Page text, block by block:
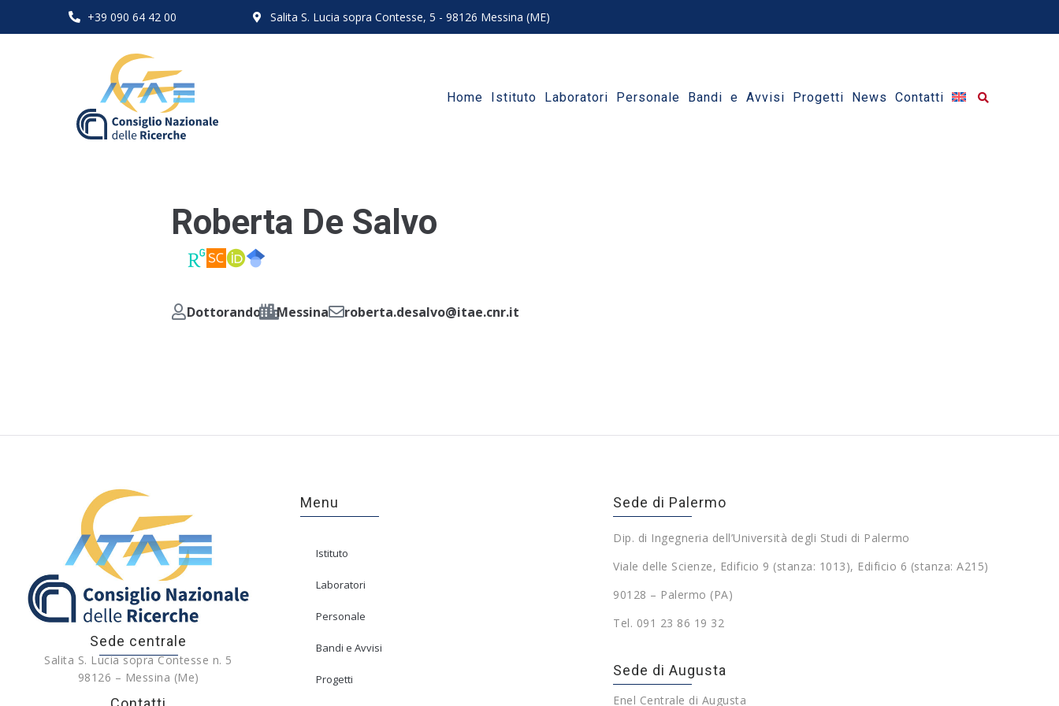
+39 090 64 42 00 Salita S. Lucia sopra Contesse, 5 - 98126 Messina (ME)
Home Istituto Laboratori Personale Bandi e Avvisi Progetti News Contatti
Roberta De Salvo
Dottorando Messina roberta.desalvo@itae.cnr.it
Sede centrale
Salita S. Lucia sopra Contesse n. 5
98126 – Messina (Me)
Menu
Istituto
Laboratori
Personale
Bandi e Avvisi
Progetti
Sede di Palermo
Dip. di Ingegneria dell’Università degli Studi di Palermo
Viale delle Scienze, Edificio 9 (stanza: 1013), Edificio 6 (stanza: A215)
90128 – Palermo (PA)
Tel. 091 23 86 19 32
Sede di Augusta
Enel Centrale di Augusta